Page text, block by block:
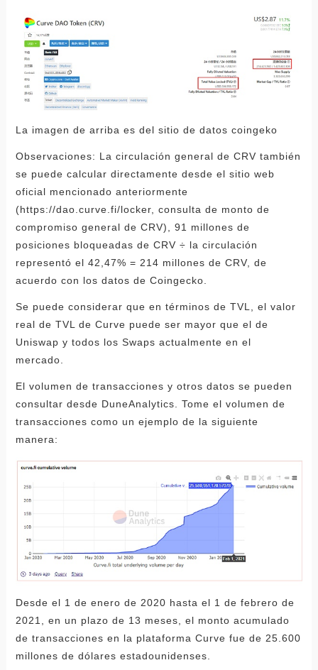
La imagen de arriba es del sitio de datos coingeko
Observaciones: La circulación general de CRV también
se puede calcular directamente desde el sitio web
oficial mencionado anteriormente
(https://dao.curve.fi/locker, consulta de monto de
compromiso general de CRV), 91 millones de
posiciones bloqueadas de CRV ÷ la circulación
representó el 42,47% = 214 millones de CRV, de
acuerdo con los datos de Coingecko.
Se puede considerar que en términos de TVL, el valor
real de TVL de Curve puede ser mayor que el de
Uniswap y todos los Swaps actualmente en el
mercado.
El volumen de transacciones y otros datos se pueden
consultar desde DuneAnalytics. Tome el volumen de
transacciones como un ejemplo de la siguiente
manera:
Desde el 1 de enero de 2020 hasta el 1 de febrero de
2021, en un plazo de 13 meses, el monto acumulado
de transacciones en la plataforma Curve fue de 25.600
millones de dólares estadounidenses.